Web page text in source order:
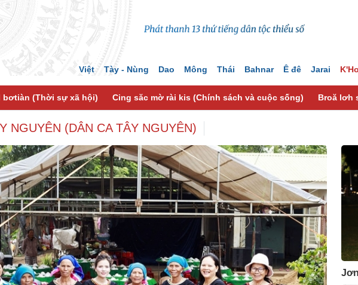
Việt Tày - Nùng Dao Mông Thái Bahnar Ê đê Jarai
(Thời sự xã hội) Cing săc mờ rài kis (Chính sách và cuộc sống) Broă lơh
NGUYÊN (DÂN CA TÂY NGUYÊN)